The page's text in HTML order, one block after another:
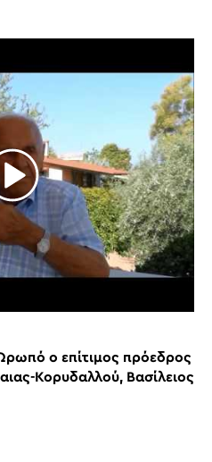
ο επίτιμος πρόεδρος
Κορυδαλλού, Βασίλειος